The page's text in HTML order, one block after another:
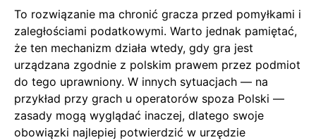
To rozwiązanie ma chronić gracza przed pomyłkami i
zaległościami podatkowymi. Warto jednak pamiętać,
że ten mechanizm działa wtedy, gdy gra jest
urządzana zgodnie z polskim prawem przez podmiot
do tego uprawniony. W innych sytuacjach — na
przykład przy grach u operatorów spoza Polski —
zasady mogą wyglądać inaczej, dlatego swoje
obowiązki najlepiej potwierdzić w urzędzie